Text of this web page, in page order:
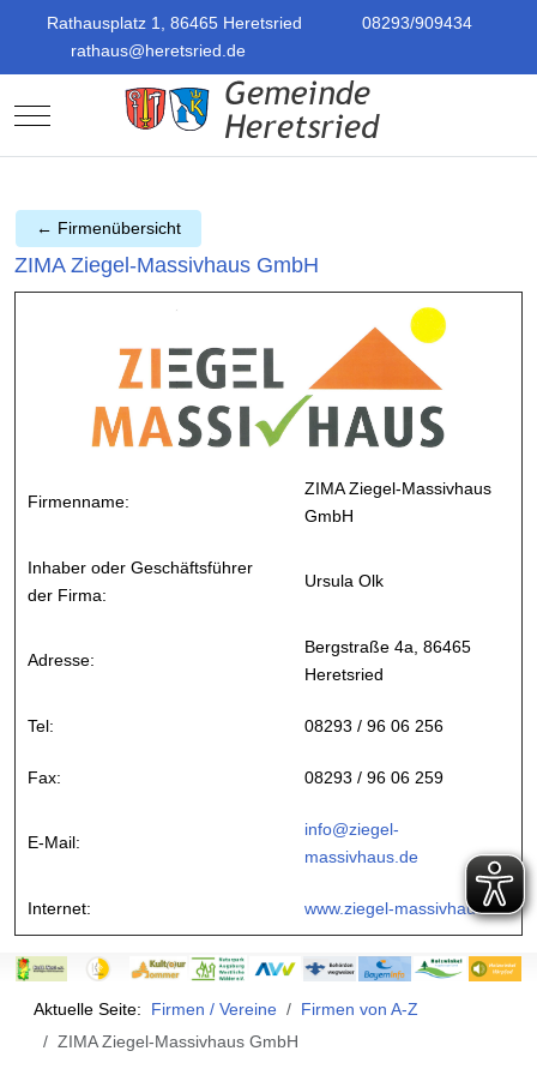
Rathausplatz 1, 86465 Heretsried
08293/909434
rathaus@heretsried.de
Mobile Menu Toggle
← Firmenübersicht
ZIMA Ziegel-Massivhaus GmbH
Firmenname:
ZIMA Ziegel-Massivhaus
GmbH
Inhaber oder Geschäftsführer
der Firma:
Ursula Olk
Adresse:
Bergstraße 4a, 86465
Heretsried
Tel: 08293 / 96 06 256
Fax: 08293 / 96 06 259
E-Mail:
info@ziegel-
massivhaus.de
Internet: www.ziegel-massivhaus.de
Aktuelle Seite: Firmen / Vereine
Firmen von A-Z
ZIMA Ziegel-Massivhaus GmbH